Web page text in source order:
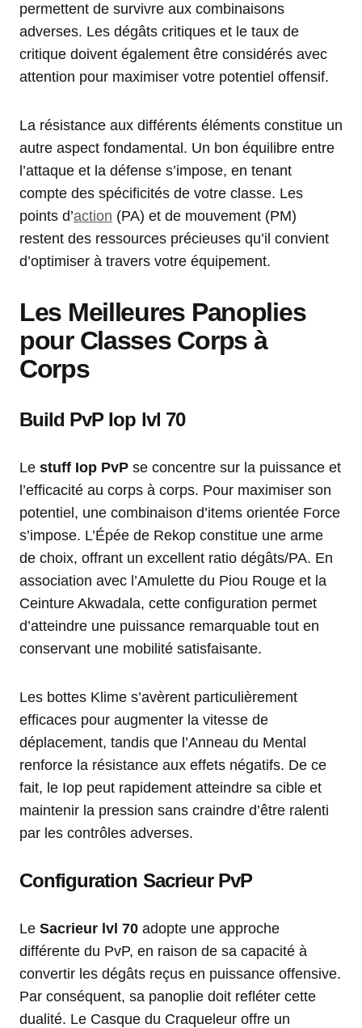
permettent de survivre aux combinaisons
adverses. Les dégâts critiques et le taux de
critique doivent également être considérés avec
attention pour maximiser votre potentiel offensif.
La résistance aux différents éléments constitue un
autre aspect fondamental. Un bon équilibre entre
l’attaque et la défense s’impose, en tenant
compte des spécificités de votre classe. Les
points d’action (PA) et de mouvement (PM)
restent des ressources précieuses qu’il convient
d’optimiser à travers votre équipement.
Les Meilleures Panoplies
pour Classes Corps à
Corps
Build PvP Iop lvl 70
Le stuff Iop PvP se concentre sur la puissance et
l’efficacité au corps à corps. Pour maximiser son
potentiel, une combinaison d’items orientée Force
s’impose. L’Épée de Rekop constitue une arme
de choix, offrant un excellent ratio dégâts/PA. En
association avec l’Amulette du Piou Rouge et la
Ceinture Akwadala, cette configuration permet
d’atteindre une puissance remarquable tout en
conservant une mobilité satisfaisante.
Les bottes Klime s’avèrent particulièrement
efficaces pour augmenter la vitesse de
déplacement, tandis que l’Anneau du Mental
renforce la résistance aux effets négatifs. De ce
fait, le Iop peut rapidement atteindre sa cible et
maintenir la pression sans craindre d’être ralenti
par les contrôles adverses.
Configuration Sacrieur PvP
Le Sacrieur lvl 70 adopte une approche
différente du PvP, en raison de sa capacité à
convertir les dégâts reçus en puissance offensive.
Par conséquent, sa panoplie doit refléter cette
dualité. Le Casque du Craqueleur offre un